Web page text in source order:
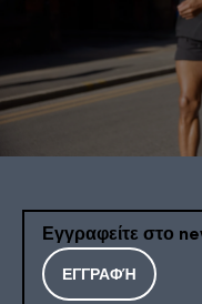
Εγγραφείτε στο
ΕΓΓΡΑΦΉ